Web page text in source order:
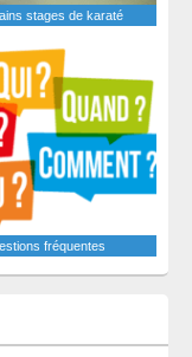
stages de karaté
fréquentes